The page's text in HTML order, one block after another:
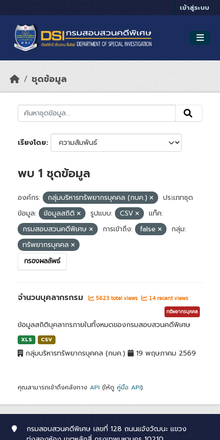
เข้าสู่ระบบ
ชุดข้อมูล
เรียงโดย
พบ 1 ชุดข้อมูล
องค์กร: กลุ่มบริหารทรัพยากรบุคคล (กบค.)
ประเภทชุด
ข้อมูล:
ข้อมูลสถิติ รูปแบบ: CSV
แท็ค:
กรมสอบสวนคดีพิเศษ
การเข้าถึง: false
กลุ่ม:
ทรัพยากรบุคคล
กรองผลลัพธ์
จำนวนบุคลากรกรม 5623 total views 14 recent views
ทรัพยากรบุคคล
ข้อมูลสถิติบุคลากรภายในทั้งหมดของกรมสอบสวนคดีพิเศษ
XLS CSV
กลุ่มบริหารทรัพยากรบุคคล (กบค.) 19 พฤษภาคม 2569
คุณสามารถเข้าถึงคลังทาง API (ให้ดู คู่มือ API).
กรมสอบสวนคดีพิเศษ เลขที่ 128 ถนนแจ้งวัฒนะ แขวง